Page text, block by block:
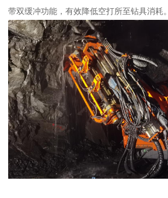
带双缓冲功能，有效降低空打所至钻具消耗。